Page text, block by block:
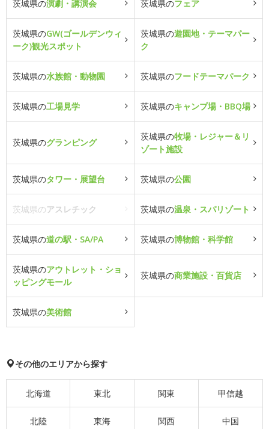
茨城県の演劇・講演会 茨城県のフェア
茨城県のGW(ゴールデンウィ
ーク)観光スポット
茨城県の遊園地・テーマパー
ク
茨城県の水族館・動物園 茨城県のフードテーマパーク
茨城県の工場見学 茨城県のキャンプ場・BBQ場
茨城県のグランピング
茨城県の牧場・レジャー＆リ
ゾート施設
茨城県のタワー・展望台 茨城県の公園
茨城県のアスレチック 茨城県の温泉・スパリゾート
茨城県の道の駅・SA/PA 茨城県の博物館・科学館
茨城県のアウトレット・ショ
ッピングモール
茨城県の商業施設・百貨店
茨城県の美術館
その他のエリアから探す
北海道 東北 関東 甲信越
北陸 東海 関西 中国